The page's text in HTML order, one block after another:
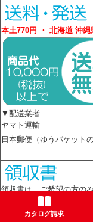
本土770円 ・ 北海道 沖縄
▼配送業者
ヤマト運輸
日本郵便（ゆうパケットの
領収書は、ご希望の方の
カタログ請求